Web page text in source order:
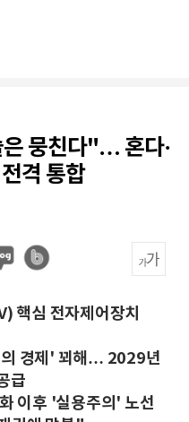
뭉친다"… 혼다·
격 통합
핵심 전자제어장치
의 경제' 꾀해… 2029년
급
이후 '실용주의' 노선